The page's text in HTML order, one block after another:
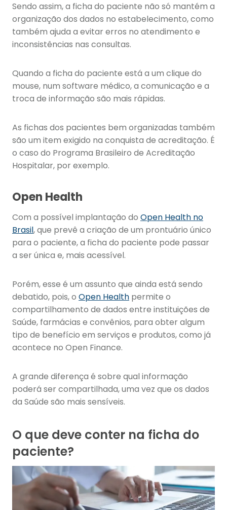
Sendo assim, a ficha do paciente não só mantém a
organização dos dados no estabelecimento, como
também ajuda a evitar erros no atendimento e
inconsistências nas consultas.
Quando a ficha do paciente está a um clique do
mouse, num software médico, a comunicação e a
troca de informação são mais rápidas.
As fichas dos pacientes bem organizadas também
são um item exigido na conquista de acreditação. É
o caso do Programa Brasileiro de Acreditação
Hospitalar, por exemplo.
Open Health
Com a possível implantação do Open Health no
Brasil, que prevê a criação de um prontuário único
para o paciente, a ficha do paciente pode passar
a ser única e, mais acessível.
Porém, esse é um assunto que ainda está sendo
debatido, pois, o Open Health permite o
compartilhamento de dados entre instituições de
Saúde, farmácias e convênios, para obter algum
tipo de benefício em serviços e produtos, como já
acontece no Open Finance.
A grande diferença é sobre qual informação
poderá ser compartilhada, uma vez que os dados
da Saúde são mais sensíveis.
O que deve conter na ficha do
paciente?